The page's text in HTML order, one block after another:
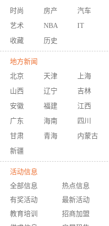
时尚
房产 汽车
艺术
NBA IT
收藏
历史
地方新闻
北京 天津 上海
山西
辽宁 吉林
安徽
福建 江西
广东
海南 四川
甘肃
青海 内蒙古
新疆
活动信息
全部信息 热点信息
有奖活动
最新活动
教育培训
招商加盟